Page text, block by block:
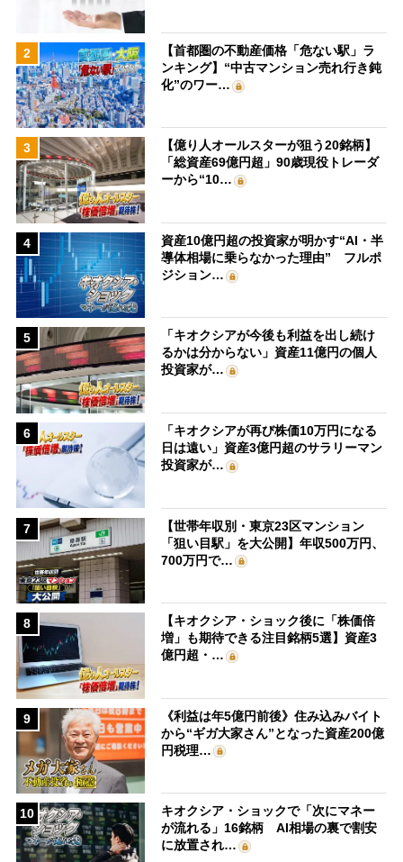
2
【首都圏の不動産価格「危ない駅」ラ
ンキング】“中古マンション売れ行き鈍
化”のワー…
3
【億り人オールスターが狙う20銘柄】
「総資産69億円超」90歳現役トレーダ
ーから“10…
4
資産10億円超の投資家が明かす“AI・半
導体相場に乗らなかった理由” フルポ
ジション…
5
「キオクシアが今後も利益を出し続け
るかは分からない」資産11億円の個人
投資家が…
6
「キオクシアが再び株価10万円になる
日は遠い」資産3億円超のサラリーマン
投資家が…
7
【世帯年収別・東京23区マンション
「狙い目駅」を大公開】年収500万円、
700万円で…
8
【キオクシア・ショック後に「株価倍
増」も期待できる注目銘柄5選】資産3
億円超・…
9
《利益は年5億円前後》住み込みバイト
から“ギガ大家さん”となった資産200億
円税理…
10
キオクシア・ショックで「次にマネー
が流れる」16銘柄 AI相場の裏で割安
に放置され…